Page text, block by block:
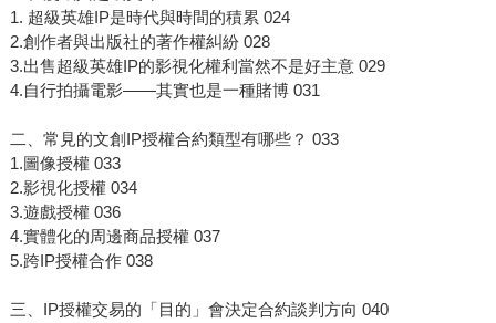
1. 超級英雄IP是時代與時間的積累 024
2.創作者與出版社的著作權糾紛 028
3.出售超級英雄IP的影視化權利當然不是好主意 029
4.自行拍攝電影——其實也是一種賭博 031
二、常見的文創IP授權合約類型有哪些？ 033
1.圖像授權 033
2.影視化授權 034
3.遊戲授權 036
4.實體化的周邊商品授權 037
5.跨IP授權合作 038
三、IP授權交易的「目的」會決定合約談判方向 040